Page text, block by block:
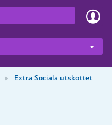
Extra Sociala utskottet